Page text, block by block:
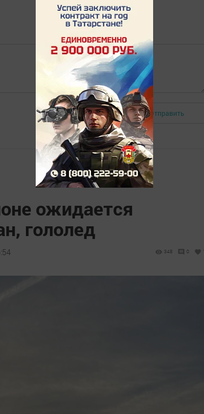
Авторизоваться Отправить
ожидается
гололед
348 0